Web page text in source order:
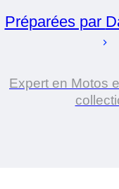
Préparées par
Expert en Motos